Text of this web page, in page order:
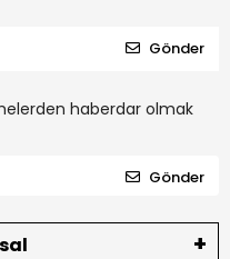
Gönder
haberdar olmak
Gönder